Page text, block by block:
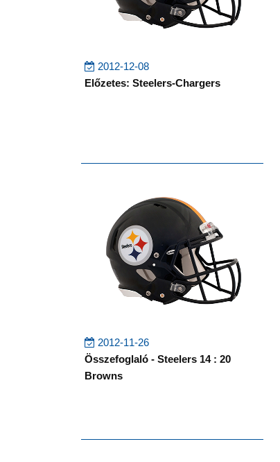
2012-12-08
Előzetes: Steelers-Chargers
2012-11-26
Összefoglaló - Steelers 14 : 20
Browns